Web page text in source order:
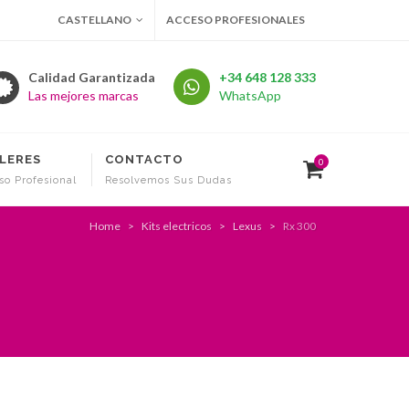
CASTELLANO ACCESO PROFESIONALES
Calidad Garantizada
Las mejores marcas
+34 648 128 333
WhatsApp
Profesional
CONTACTO
Resolvemos Sus Dudas
0
Home Kits electricos Lexus Rx 300